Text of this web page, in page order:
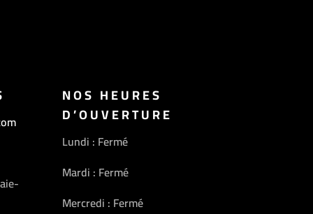
NOS HEURES
D’OUVERTURE
Lundi : Fermé
Mardi : Fermé
Mercredi : Fermé